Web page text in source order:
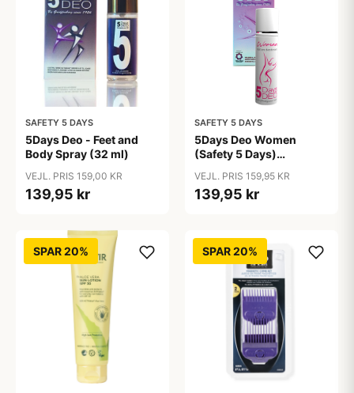
SAFETY 5 DAYS
5Days Deo - Feet and
Body Spray (32 ml)
VEJL. PRIS 159,00 KR
139,95 kr
SAFETY 5 DAYS
5Days Deo Women
(Safety 5 Days)
VEJL. PRIS 159,95 KR
139,95 kr
SPAR 20% SPAR 20%